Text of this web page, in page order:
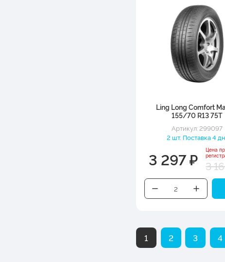
Ling Long Comfort
155/70 R13 75T
Артикул: 299097
2 шт. Поставка 4 дн.
3 297 ₽
Цена
3
1 2 3 4